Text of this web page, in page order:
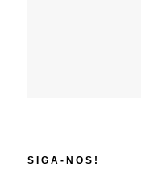
SIGA-NOS!